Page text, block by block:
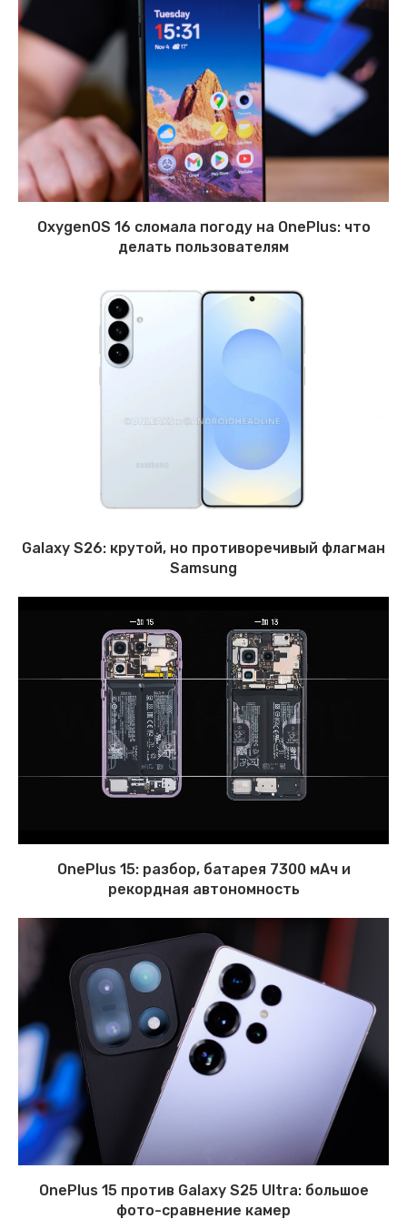
OxygenOS 16 сломала погоду на OnePlus: что
делать пользователям
Galaxy S26: крутой, но противоречивый флагман
Samsung
OnePlus 15: разбор, батарея 7300 мАч и
рекордная автономность
OnePlus 15 против Galaxy S25 Ultra: большое
фото-сравнение камер